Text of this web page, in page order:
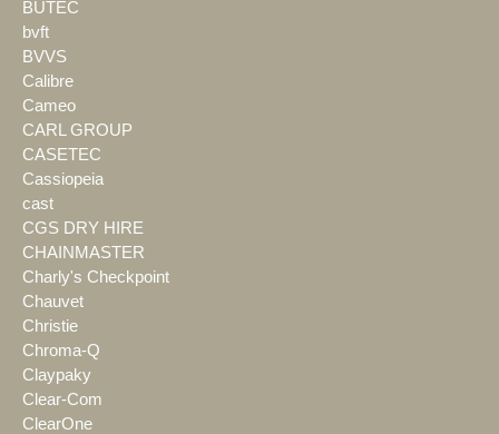
BÜTEC
bvft
BVVS
Calibre
Cameo
CARL GROUP
CASETEC
Cassiopeia
cast
CGS DRY HIRE
CHAINMASTER
Charly's Checkpoint
Chauvet
Christie
Chroma-Q
Claypaky
Clear-Com
ClearOne